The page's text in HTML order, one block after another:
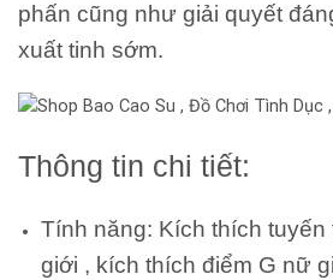
phấn cũng như giải quyết
xuất tinh sớm.
Thông tin chi tiết:
Tính năng: Kích thích tuyến
giới , kích thích điểm G nữ